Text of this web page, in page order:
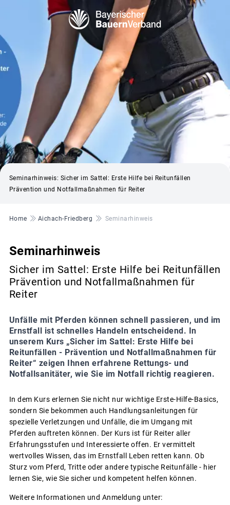
Seminarhinweis: Sicher im Sattel: Erste Hilfe bei Reitunfällen
Prävention und Notfallmaßnahmen für Reiter
Pfadnavigation
Home Aichach-Friedberg Seminarhinweis
Seminarhinweis
Sicher im Sattel: Erste Hilfe bei Reitunfällen
Prävention und Notfallmaßnahmen für
Reiter
Unfälle mit Pferden können schnell passieren, und im
Ernstfall ist schnelles Handeln entscheidend. In
unserem Kurs „Sicher im Sattel: Erste Hilfe bei
Reitunfällen - Prävention und Notfallmaßnahmen für
Reiter“ zeigen Ihnen erfahrene Rettungs- und
Notfallsanitäter, wie Sie im Notfall richtig reagieren.
In dem Kurs erlernen Sie nicht nur wichtige Erste-Hilfe-Basics,
sondern Sie bekommen auch Handlungsanleitungen für
spezielle Verletzungen und Unfälle, die im Umgang mit
Pferden auftreten können. Der Kurs ist für Reiter aller
Erfahrungsstufen und Interessierte offen. Er vermittelt
wertvolles Wissen, das im Ernstfall Leben retten kann. Ob
Sturz vom Pferd, Tritte oder andere typische Reitunfälle - hier
lernen Sie, wie Sie sicher und kompetent helfen können.
Weitere Informationen und Anmeldung unter: